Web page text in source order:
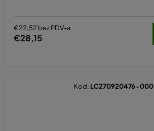
€22,52 bez PDV-a
€28,15
Kod: LC270920476-000